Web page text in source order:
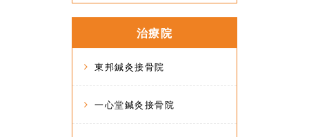
治療院
東邦鍼灸接骨院
一心堂鍼灸接骨院